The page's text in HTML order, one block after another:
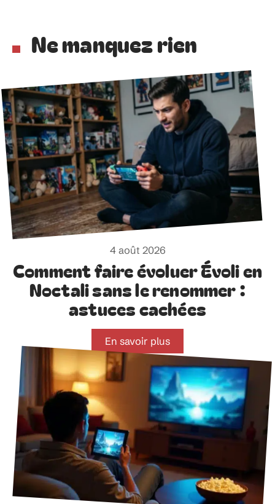
Ne manquez rien
4 août 2026
Comment faire évoluer Évoli en
Noctali sans le renommer :
astuces cachées
En savoir plus